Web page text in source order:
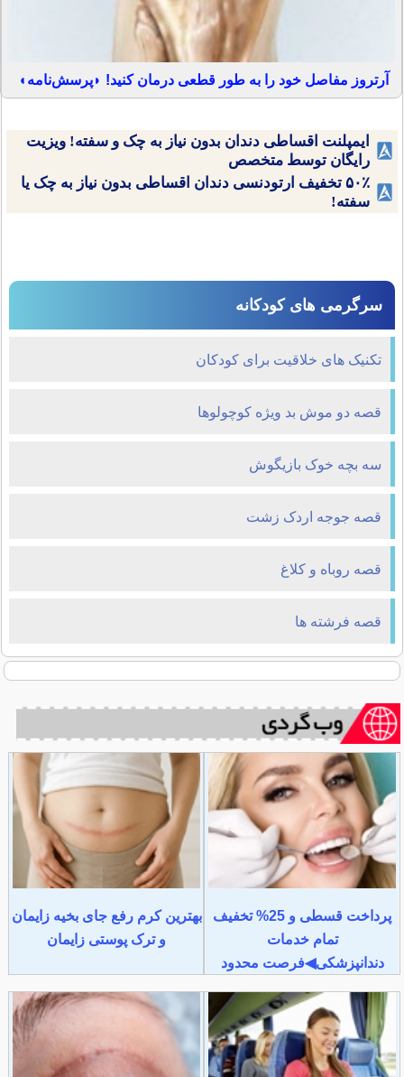
آرتروز مفاصل خود را به طور قطعی درمان کنید! ◗پرسش‌نامه◖
ایمپلنت اقساطی دندان بدون نیاز به چک و سفته! ویزیت
رایگان توسط متخصص
۵۰٪ تخفیف ارتودنسی دندان اقساطی بدون نیاز به چک یا
سفته!
سرگرمی های کودکانه
تکنیک های خلاقیت برای کودکان
قصه دو موش بد ویژه کوچولوها
سه بچه خوک بازیگوش
قصه جوجه اردک زشت
قصه روباه و كلاغ
قصه فرشته ها
پرداخت قسطی و 25% تخفیف
تمام خدمات
دندانپزشکی◀فرصت محدود
بهترین کرم رفع جای بخیه زایمان
و ترک پوستی زایمان